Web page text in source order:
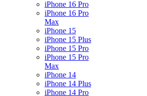
iPhone 16 Pro
iPhone 16 Pro
Max
iPhone 15
iPhone 15 Plus
iPhone 15 Pro
iPhone 15 Pro
Max
iPhone 14
iPhone 14 Plus
iPhone 14 Pro